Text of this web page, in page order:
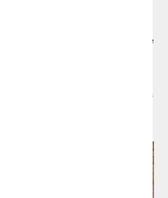
en Brooklyn Basement
Lázaro Rosa-Violán
instalación efímera que
que iban desde un
hasta la clásica
donde un esqueleto
las sillas y mesas de la